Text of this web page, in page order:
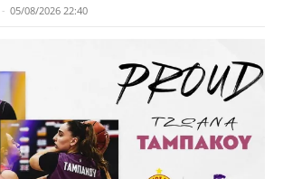
- 05/08/2026 22:40